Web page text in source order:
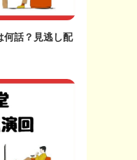
何話？見逃し配